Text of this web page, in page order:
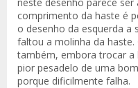
comprimento da haste é
o desenho da esquerda a
faltou a molinha da haste.
também, embora trocar
pior pesadelo de uma
porque dificilmente falha.